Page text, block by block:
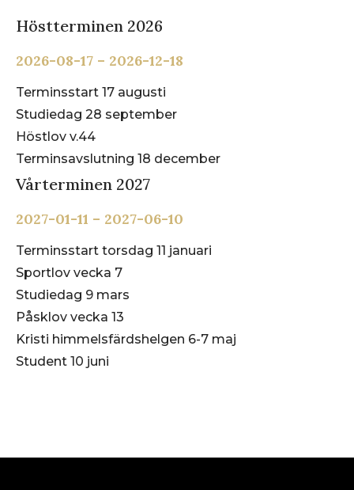
Höstterminen 2026
2026-08-17 – 2026-12-18
Terminsstart 17 augusti
Studiedag 28 september
Höstlov v.44
Terminsavslutning 18 december
Vårterminen 2027
2027-01-11 – 2027-06-10
Terminsstart torsdag 11 januari
Sportlov vecka 7
Studiedag 9 mars
Påsklov vecka 13
Kristi himmelsfärdshelgen 6-7 maj
Student 10 juni